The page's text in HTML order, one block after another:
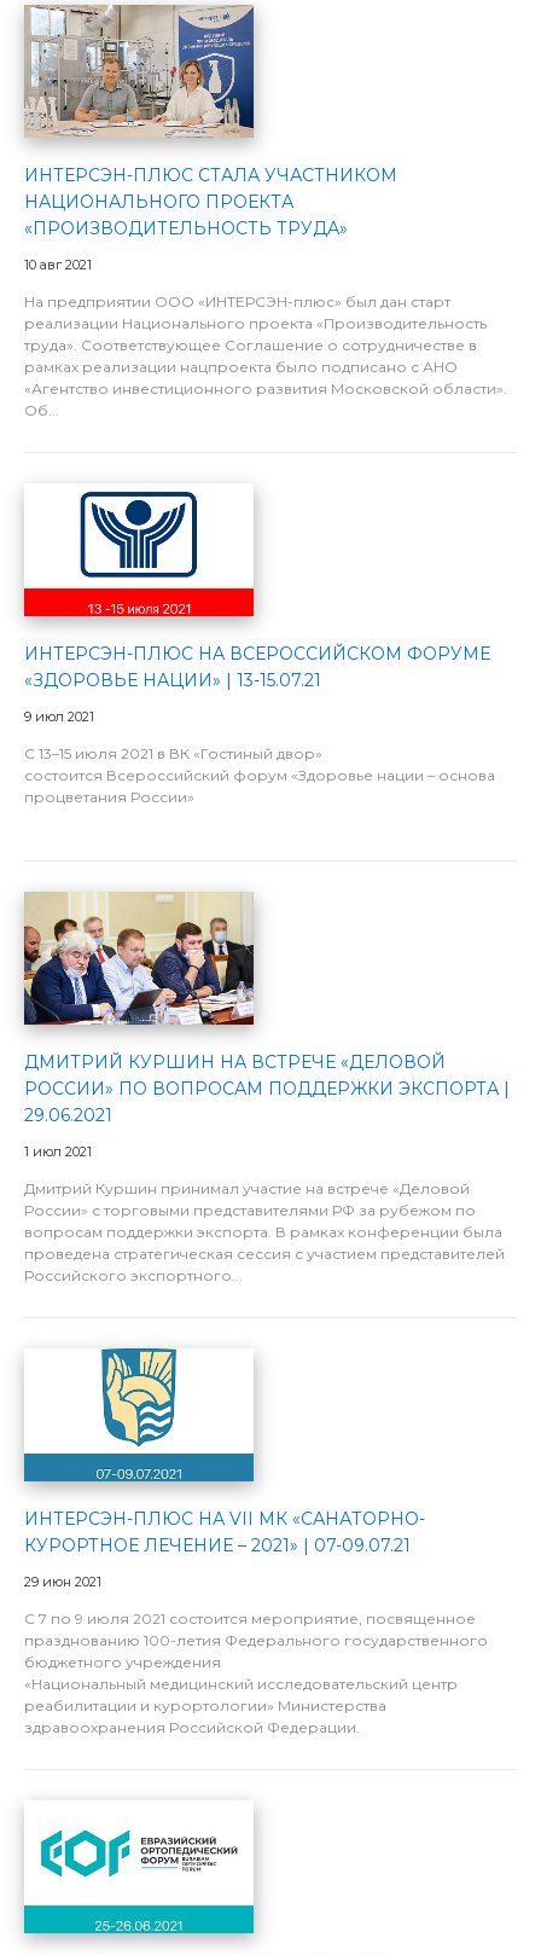
ИНТЕРСЭН-ПЛЮС СТАЛА УЧАСТНИКОМ
НАЦИОНАЛЬНОГО ПРОЕКТА
«ПРОИЗВОДИТЕЛЬНОСТЬ ТРУДА»
10 авг 2021
На предприятии ООО «ИНТЕРСЭН-плюс» был дан старт
реализации Национального проекта «Производительность
труда». Соответствующее Соглашение о сотрудничестве в
рамках реализации нацпроекта было подписано с АНО
«Агентство инвестиционного развития Московской области».
Об...
ИНТЕРСЭН-ПЛЮС НА ВСЕРОССИЙСКОМ ФОРУМЕ
«ЗДОРОВЬЕ НАЦИИ» | 13-15.07.21
9 июл 2021
C 13–15 июля 2021 в ВК «Гостиный двор»
состоится Всероссийский форум «Здоровье нации – основа
процветания России»
ДМИТРИЙ КУРШИН НА ВСТРЕЧЕ «ДЕЛОВОЙ
РОССИИ» ПО ВОПРОСАМ ПОДДЕРЖКИ ЭКСПОРТА |
29.06.2021
1 июл 2021
Дмитрий Куршин принимал участие на встрече «Деловой
России» с торговыми представителями РФ за рубежом по
вопросам поддержки экспорта. В рамках конференции была
проведена стратегическая сессия с участием представителей
Российского экспортного...
ИНТЕРСЭН-ПЛЮС НА VII МК «САНАТОРНО-
КУРОРТНОЕ ЛЕЧЕНИЕ – 2021» | 07-09.07.21
29 июн 2021
С 7 по 9 июля 2021 состоится мероприятие, посвященное
празднованию 100-летия Федерального государственного
бюджетного учреждения
«Национальный медицинский исследовательский центр
реабилитации и курортологии» Министерства
здравоохранения Российской Федерации.